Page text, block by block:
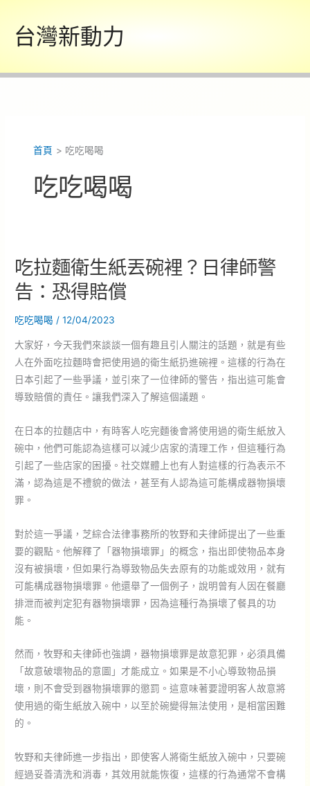
內
台灣新動力
首頁 吃吃喝喝
吃吃喝喝
吃拉麵衛生紙丟碗裡？日律師警
告：恐得賠償
吃吃喝喝 /12/04/2023
大家好，今天我們來談談一個有趣且引人關注的話題，就是有些
人在外面吃拉麵時會把使用過的衛生紙扔進碗裡。這樣的行為在
日本引起了一些爭議，並引來了一位律師的警告，指出這可能會
導致賠償的責任。讓我們深入了解這個議題。
在日本的拉麵店中，有時客人吃完麵後會將使用過的衛生紙放入
碗中，他們可能認為這樣可以減少店家的清理工作，但這種行為
引起了一些店家的困擾。社交媒體上也有人對這樣的行為表示不
滿，認為這是不禮貌的做法，甚至有人認為這可能構成器物損壞
罪。
對於這一爭議，芝綜合法律事務所的牧野和夫律師提出了一些重
要的觀點。他解釋了「器物損壞罪」的概念，指出即使物品本身
沒有被損壞，但如果行為導致物品失去原有的功能或效用，就有
可能構成器物損壞罪。他還舉了一個例子，說明曾有人因在餐廳
排泄而被判定犯有器物損壞罪，因為這種行為損壞了餐具的功
能。
然而，牧野和夫律師也強調，器物損壞罪是故意犯罪，必須具備
「故意破壞物品的意圖」才能成立。如果是不小心導致物品損
壞，則不會受到器物損壞罪的懲罰。這意味著要證明客人故意將
使用過的衛生紙放入碗中，以至於碗變得無法使用，是相當困難
的。
牧野和夫律師進一步指出，即使客人將衛生紙放入碗中，只要碗
經過妥善清洗和消毒，其效用就能恢復，這樣的行為通常不會構